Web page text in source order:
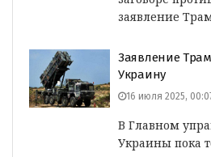
заявление
Заявление
Украину
16 июля 2025,
В Главном
Украины пока